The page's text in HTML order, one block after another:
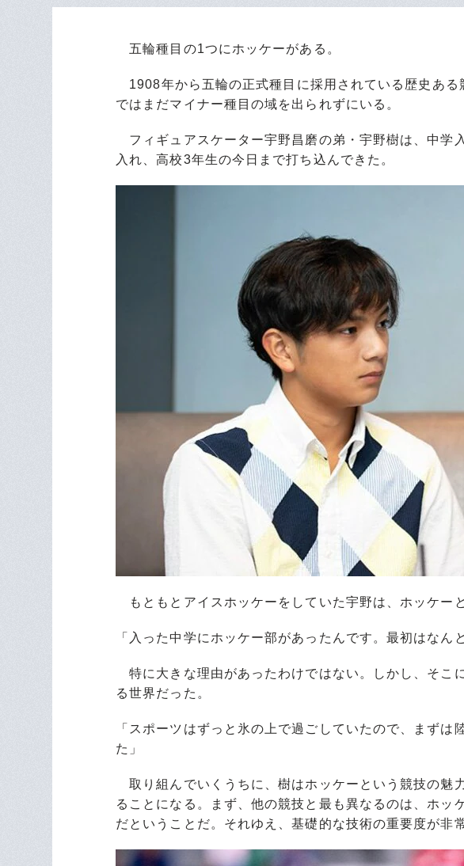
五輪種目の1つにホッケーがある。
1908年から五輪の正式種目に採用されている歴史ある
ではまだマイナー種目の域を出られずにいる。
フィギュアスケーター宇野昌磨の弟・宇野樹は、中学
入れ、高校3年生の今日まで打ち込んできた。
もともとアイスホッケーをしていた宇野は、ホッケー
「入った中学にホッケー部があったんです。最初はなん
特に大きな理由があったわけではない。しかし、そこ
る世界だった。
「スポーツはずっと氷の上で過ごしていたので、まずは
た」
取り組んでいくうちに、樹はホッケーという競技の魅
ることになる。まず、他の競技と最も異なるのは、ホッ
だということだ。それゆえ、基礎的な技術の重要度が非